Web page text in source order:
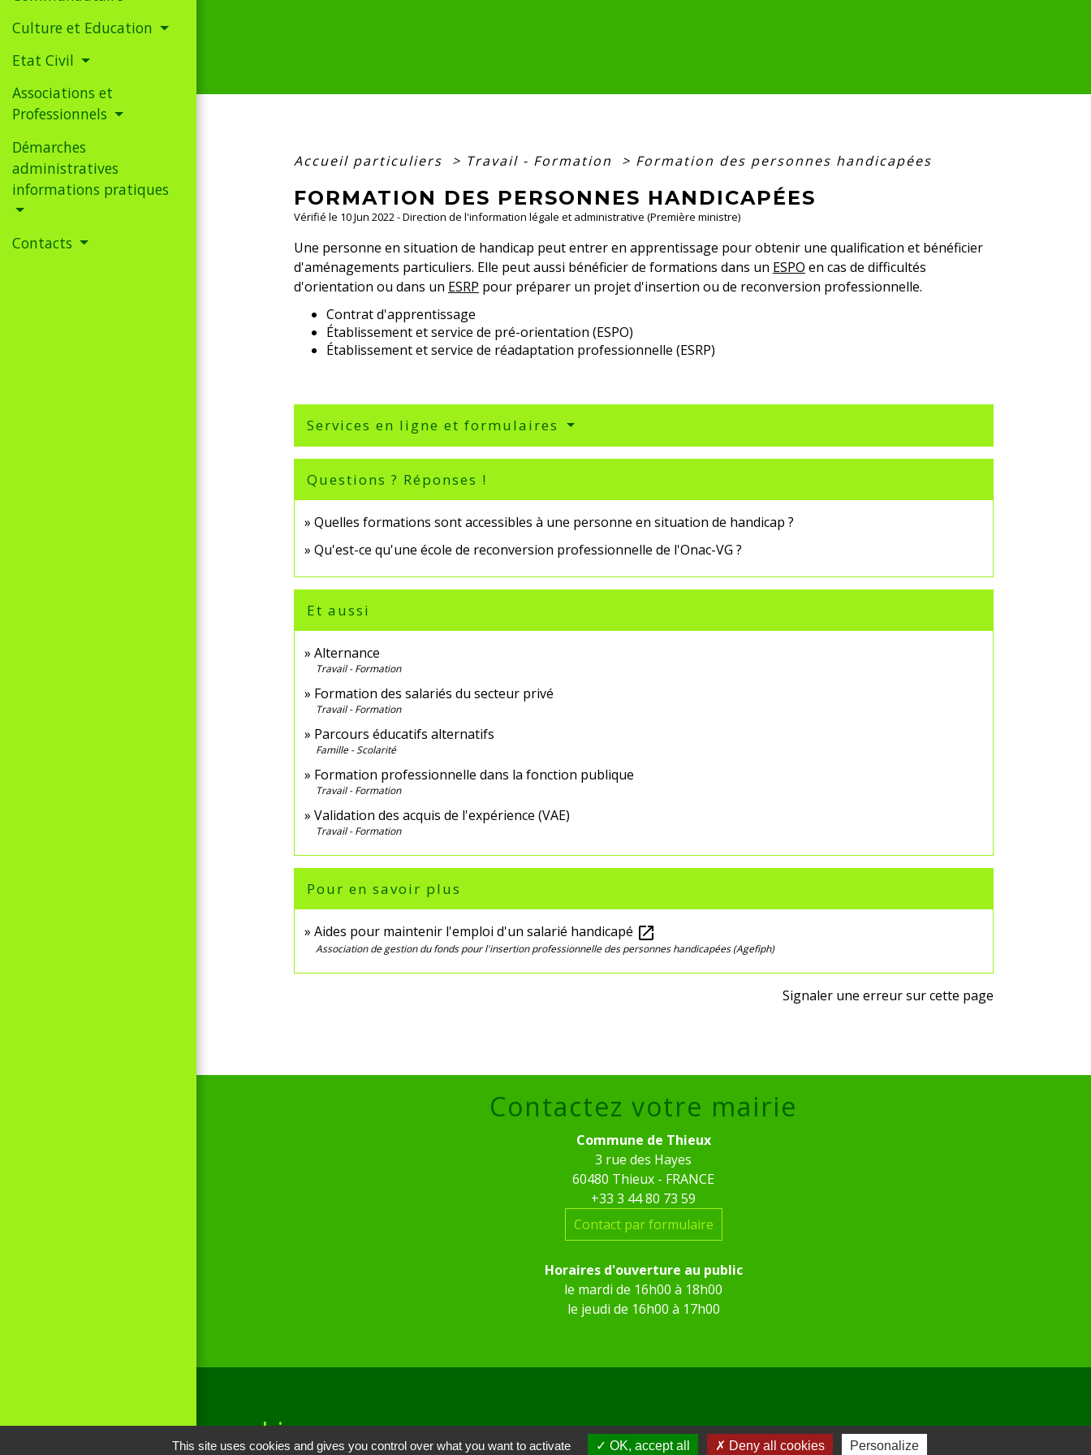
Culture et Education
Etat Civil
Associations et
Professionnels
Démarches
administratives
informations pratiques
Contacts
Accueil particuliers > Travail - Formation > Formation des personnes handicapées
FORMATION DES PERSONNES HANDICAPÉES
Vérifié le 10 Jun 2022 - Direction de l'information légale et administrative (Première ministre)
Une personne en situation de handicap peut entrer en apprentissage pour obtenir une qualification et bénéficier
d'aménagements particuliers. Elle peut aussi bénéficier de formations dans un ESPO en cas de difficultés
d'orientation ou dans un ESRP pour préparer un projet d'insertion ou de reconversion professionnelle.
Contrat d'apprentissage
Établissement et service de pré-orientation (ESPO)
Établissement et service de réadaptation professionnelle (ESRP)
Services en ligne et formulaires
Questions ? Réponses !
Quelles formations sont accessibles à une personne en situation de handicap ?
Qu'est-ce qu'une école de reconversion professionnelle de l'Onac-VG ?
Et aussi
Alternance
Travail - Formation
Formation des salariés du secteur privé
Travail - Formation
Parcours éducatifs alternatifs
Famille - Scolarité
Formation professionnelle dans la fonction publique
Travail - Formation
Validation des acquis de l'expérience (VAE)
Travail - Formation
Pour en savoir plus
Aides pour maintenir l'emploi d'un salarié handicapé open_in_new
Association de gestion du fonds pour l'insertion professionnelle des personnes handicapées (Agefiph)
Signaler une erreur sur cette page
Contactez votre mairie
Commune de Thieux
3 rue des Hayes
60480 Thieux - FRANCE
+33 3 44 80 73 59
Contact par formulaire
Horaires d'ouverture au public
le mardi de 16h00 à 18h00
le jeudi de 16h00 à 17h00
Liens
This site uses cookies and gives you control over what you want to activate OK, accept all Deny all cookies Personalize